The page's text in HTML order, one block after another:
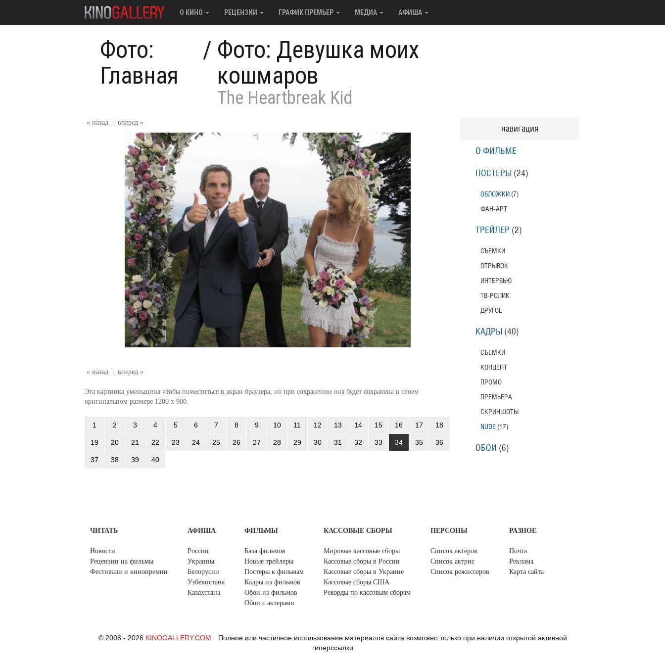
О КИНО РЕЦЕНЗИИ ГРАФИК ПРЕМЬЕР МЕДИА АФИША
Фото:
Главная
/ Фото: Девушка моих
кошмаров
The Heartbreak Kid
« назад вперед »
« назад | вперед »
Эта картинка уменьшина чтобы поместиться в экран браузера, но при сохранении она будет сохранена в своем
оригинальном размере 1200 x 900.
1 2 3 4 5 6 7 8 9 10 11 12 13 14 15 16 17 18
19 20 21 22 23 24 25 26 27 28 29 30 31 32 33 34 35 36
37 38 39 40
навигация
О ФИЛЬМЕ
ПОСТЕРЫ (24)
ОБЛОЖКИ (7)
ФАН-АРТ
ТРЕЙЛЕР (2)
СЪЕМКИ
ОТРЫВОК
ИНТЕРВЬЮ
ТВ-РОЛИК
ДРУГОЕ
КАДРЫ (40)
СЪЕМКИ
КОНЦЕПТ
ПРОМО
ПРЕМЬЕРА
СКРИНШОТЫ
NUDE (17)
ОБОИ (6)
ЧИТАТЬ
Новости
Рецензии на фильмы
Фестивали и кинопремии
АФИША
России
Украины
Белорусии
Узбекистана
Казахстана
ФИЛЬМЫ
База фильмов
Новые трейлеры
Постеры к фильмам
Кадры из фильмов
Обои из фильмов
Обои с актерами
КАССОВЫЕ СБОРЫ
Мировые кассовые сборы
Кассовые сборы в России
Кассовые сборы в Украине
Кассовые сборы США
Рекорды по кассовым сборам
ПЕРСОНЫ
Список актеров
Список актрис
Список режиссеров
РАЗНОЕ
Почта
Реклама
Карта сайта
© 2008 - 2026 KINOGALLERY.COM
Полное или частичное использование материалов сайта возможно только при наличии открытой активной
гиперссылки